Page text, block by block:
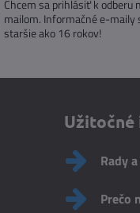
Chcem sa prihlásiť k odberu
mailom. Informačné e-maily
staršie ako 16 rokov!
Rady
Prečo